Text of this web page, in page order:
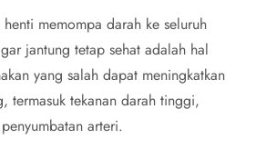
memompa darah ke seluruh
jantung tetap sehat adalah hal
yang salah dapat meningkatkan
termasuk tekanan darah tinggi,
arteri.